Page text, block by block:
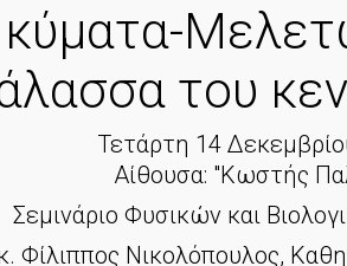
κύματα-
του
Τετάρτη 14
Αίθουσα: "Κωστής
Σεμινάριο Φυσικών και
Φίλιππος Νικολόπουλος,